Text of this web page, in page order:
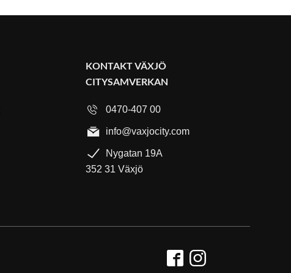
KONTAKT VÄXJÖ
CITYSAMVERKAN
0470-407 00
info@vaxjocity.com
Nygatan 19A
352 31 Växjö